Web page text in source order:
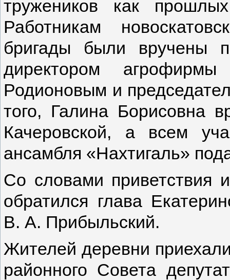
тружеников как
Работникам
бригады были вручены
директором
Родионовым и
того, Галина Борисовна
Качеровской, а всем
ансамбля «Нахтигаль»
Со словами приветствия
обратился глава
В. А. Прибыльский.
Жителей деревни
районного Совета